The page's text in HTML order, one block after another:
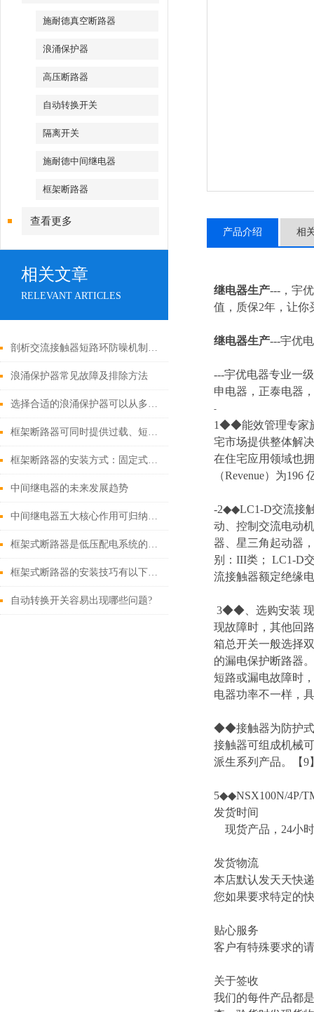
施耐德真空断路器
浪涌保护器
高压断路器
自动转换开关
隔离开关
施耐德中间继电器
框架断路器
查看更多
相关文章
RELEVANT ARTICLES
剖析交流接触器短路环防噪机制与电气安全操作红线
浪涌保护器常见故障及排除方法
选择合适的浪涌保护器可以从多个角度探讨
框架断路器可同时提供过载、短路、漏电保护功能
框架断路器的安装方式：固定式，插入式，抽出式
中间继电器的未来发展趋势
中间继电器五大核心作用可归纳如下
框架式断路器是低压配电系统的核心保护设备
框架式断路器的安装技巧有以下这些
自动转换开关容易出现哪些问题?
产品介绍 相
继电器生产---，宇
值，质保2年，让你
继电器生产---宇优
---宇优电器专业一
申电器，正泰电器
-
1◆◆能效管理专家
宅市场提供整体解
在住宅应用领域也
（Revenue）为
-2◆◆LC1-D交流接
动、控制交流电动
器、星三角起动器
别：III类； LC1-D
流接触器额定绝缘
3◆◆、选购安装 现
现故障时，其他回
箱总开关一般选择
的漏电保护断路器
短路或漏电故障时
电器功率不一样，
◆◆接触器为防护式
接触器可组成机械
派生系列产品。【9
5◆◆NSX100N/4P/
发货时间
现货产品，24小
发货物流
本店默认发天天快
您如果要求特定的
贴心服务
客户有特殊要求的
关于签收
我们的每件产品都